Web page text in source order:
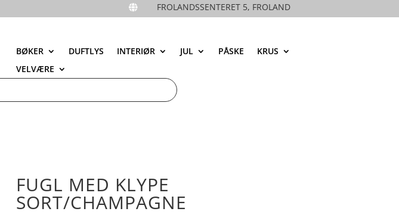
 FROLANDSSENTERET 5, FROLAND
BØKER DUFTLYS INTERIØR JUL PÅSKE
KRUS
VELVÆRE
FUGL MED KLYPE
SORT/CHAMPAGNE